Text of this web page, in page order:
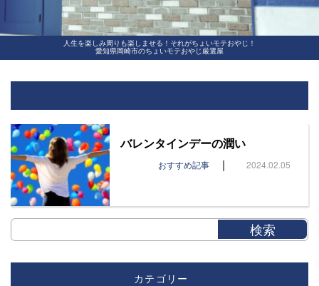
人生を楽しみ周りも楽しませる！それがちょいモテおやじ！
愛知県岡崎市のちょいモテおやじ厳選屋
バレンタインデーの潤い
おすすめ記事 | 2024.02.05
カテゴリー